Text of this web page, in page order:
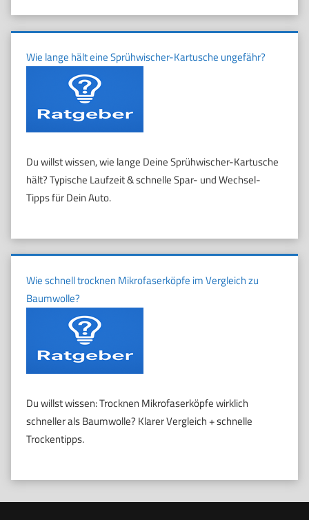
Wie lange hält eine Sprühwischer-Kartusche ungefähr?
Du willst wissen, wie lange Deine Sprühwischer-Kartusche
hält? Typische Laufzeit & schnelle Spar- und Wechsel-
Tipps für Dein Auto.
Wie schnell trocknen Mikrofaserköpfe im Vergleich zu
Baumwolle?
Du willst wissen: Trocknen Mikrofaserköpfe wirklich
schneller als Baumwolle? Klarer Vergleich + schnelle
Trockentipps.